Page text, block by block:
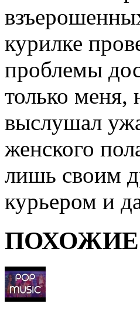
курилке
проблемы
только меня,
выслушал
женского
лишь своим
курьером и
ПОХОЖИЕ